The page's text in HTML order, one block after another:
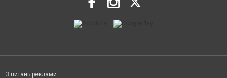
З питань реклами: